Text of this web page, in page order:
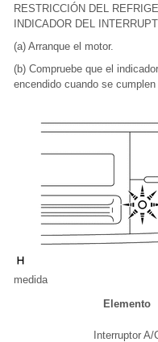
RESTRICCIÓN DEL
INDICADOR DEL
(a) Arranque el motor.
(b) Compruebe que el
encendido cuando se
medida
Elemento
Interruptor A/